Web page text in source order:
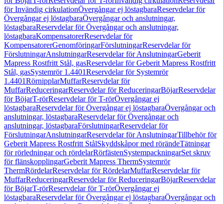
för Invändig cirkulationÖvergångar ej löstagbaraReservdelar för
Övergångar ej löstagbaraÖvergångar och anslutningar,
löstagbaraReservdelar för Övergångar och anslutningar,
löstagbaraKompensatorerReservdelar för
KompensatorerGenomföringarFörslutningarReservdelar för
FörslutningarAnslutningarReservdelar för AnslutningarGeberit
Mapress Rostfritt Stål, gasReservdelar för Geberit Mapress Rostfritt
Stål, gasSystemrör 1.4401Reservdelar för Systemrör
1.4401RörnipplarMuffarReservdelar för
MuffarReduceringarReservdelar för ReduceringarBöjarReservdelar
för BöjarT-rörReservdelar för T-rörÖvergångar ej
löstagbaraReservdelar för Övergångar ej löstagbaraÖvergångar och
anslutningar, löstagbaraReservdelar för Övergångar och
anslutningar, löstagbaraFörslutningarReservdelar för
FörslutningarAnslutningarReservdelar för AnslutningarTillbehör för
Geberit Mapress Rostfritt StålSkyddskåpor med rörändeTätningar
för rörledningar och rördelarRörfästenSystempackningarSet skruv
för flänskopplingarGeberit Mapress ThermSystemrör
ThermRördelarReservdelar för RördelarMuffarReservdelar för
MuffarReduceringarReservdelar för ReduceringarBöjarReservdelar
för BöjarT-rörReservdelar för T-rörÖvergångar ej
löstagbaraReservdelar för Övergångar ej löstagbaraÖvergångar och